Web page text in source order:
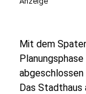
Mit dem
Das Stadthaus